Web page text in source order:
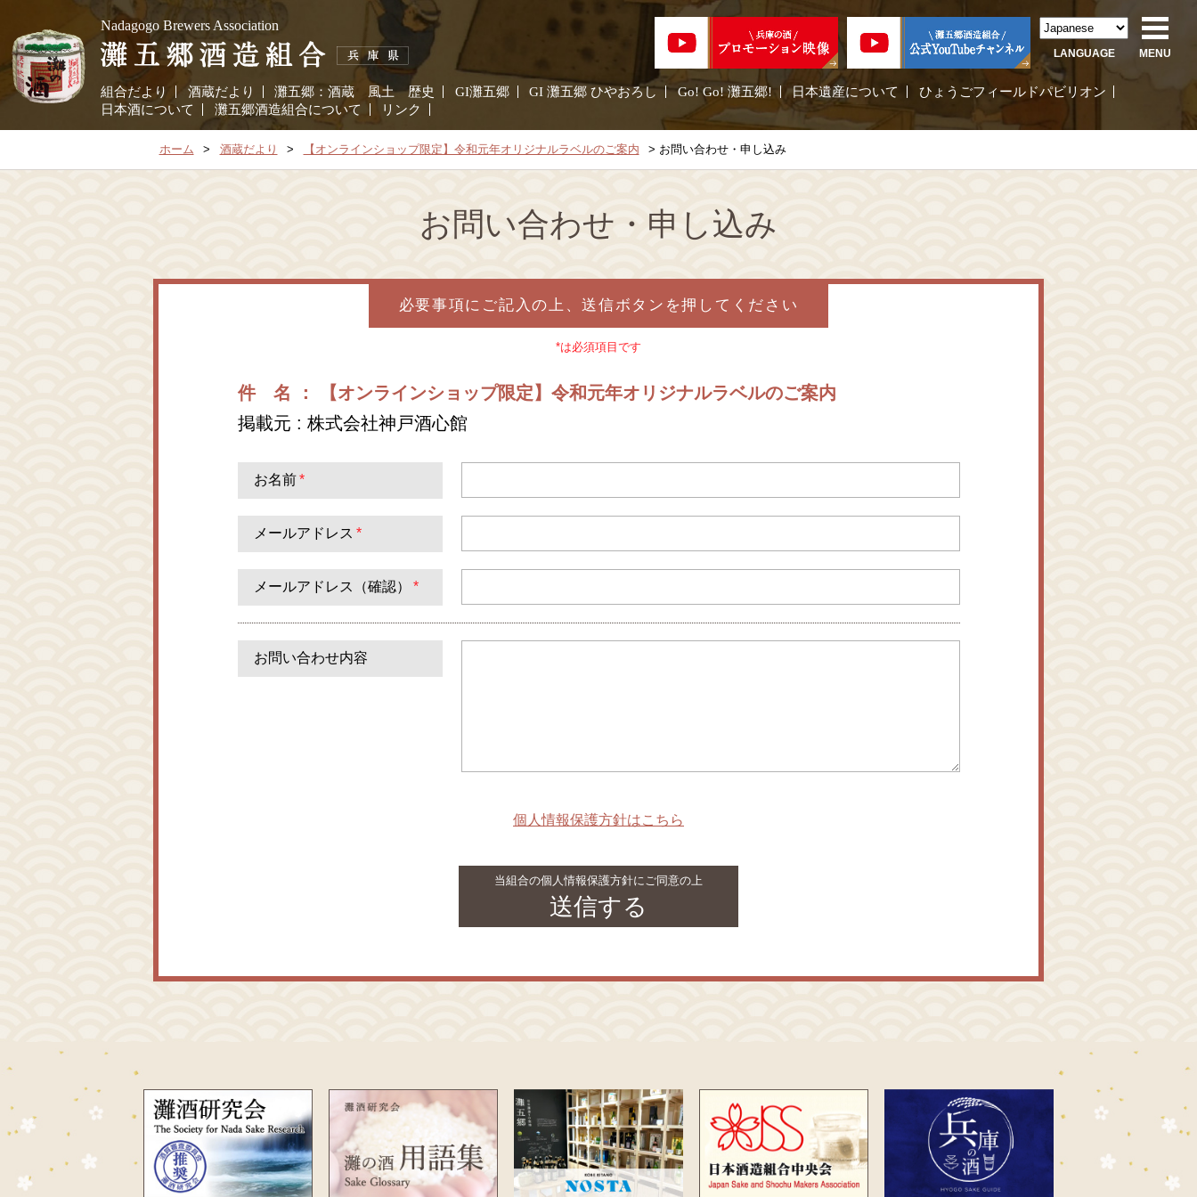
Nadagogo Brewers Association
組合だより 酒蔵だより 灘五郷：酒蔵 風土 歴史 GI灘五郷 GI 灘五郷 ひやおろし Go! Go! 灘五郷! 日本遺産について
ひょうごフィールドパビリオン
日本酒について
灘五郷酒造組合について リンク
LANGUAGE MENU
ホーム 酒蔵だより 【オンラインショップ限定】令和元年オリジナルラベルのご案内 お問い合わせ・申し込み
お問い合わせ・申し込み
必要事項にご記入の上、送信ボタンを押してください
*は必須項目です
件 名 ： 【オンラインショップ限定】令和元年オリジナルラベルのご案内
掲載元 : 株式会社神戸酒心館
お名前 *
メールアドレス *
メールアドレス（確認） *
お問い合わせ内容
個人情報保護方針はこちら
当組合の個人情報保護方針にご同意の上
送信する